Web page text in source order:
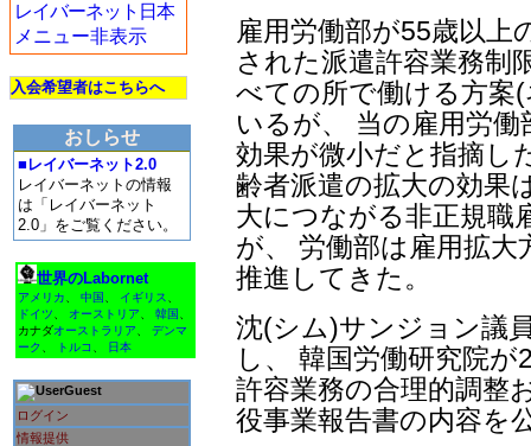
レイバーネット日本
メニュー非表示
入会希望者はこちらへ
おしらせ
■レイバーネット2.0
レイバーネットの情報
は「レイバーネット
2.0」をご覧ください。
世界のLabornet
アメリカ 中国 イギリス
ドイツ
オーストリア 韓国
カナダオーストラリア
デンマ
ーク
トルコ 日本
Guest
ログイン
情報提供
雇用労働部が55歳以上
された派遣許容業務制
べての所で働ける方案
いるが、 当の雇用労
効果が微小だと指摘し
齢者派遣の拡大の効果
大につながる非正規職
が、 労働部は雇用拡
推進してきた。
沈(シム)サンジョン議
し、 韓国労働研究院
許容業務の合理的調整
役事業報告書の内容を